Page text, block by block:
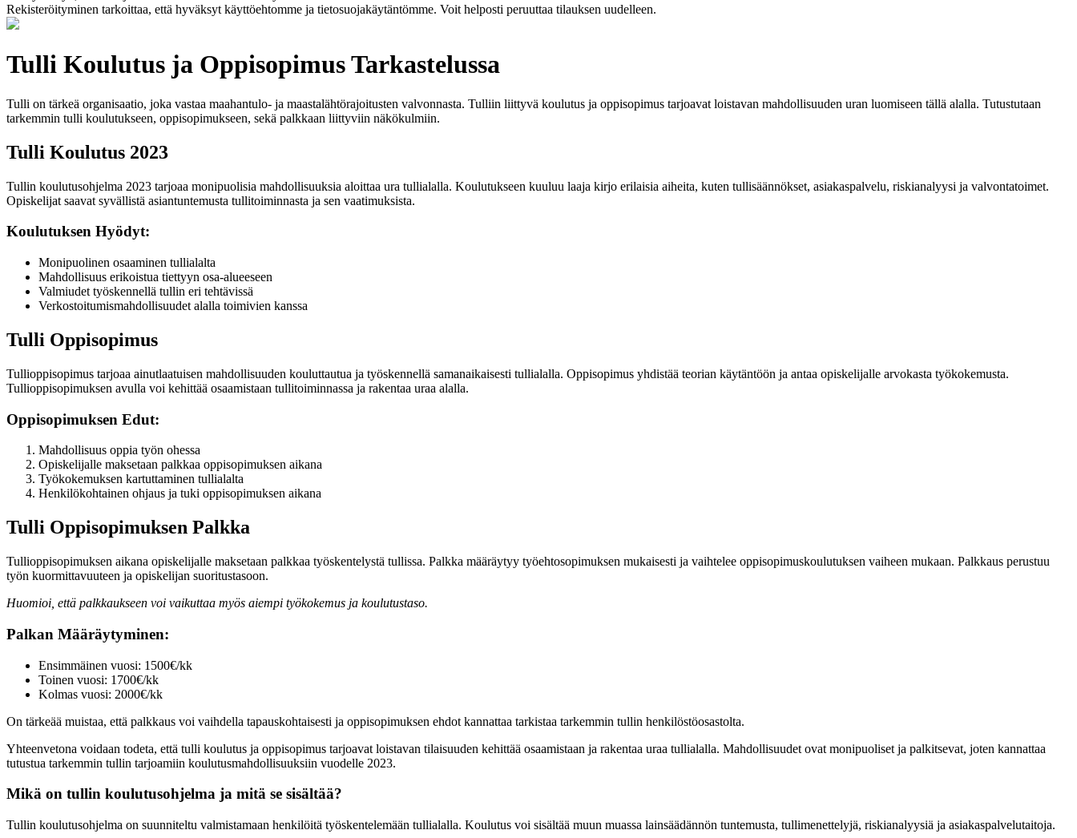
Rekisteröityminen tarkoittaa, että hyväksyt käyttöehtomme ja tietosuojakäytäntömme. Voit helposti peruuttaa tilauksen uudelleen.
Tulli Koulutus ja Oppisopimus Tarkastelussa
Tulli on tärkeä organisaatio, joka vastaa maahantulo- ja maastalähtörajoitusten valvonnasta. Tulliin liittyvä koulutus ja oppisopimus tarjoavat loistavan mahdollisuuden uran luomiseen tällä alalla. Tutustutaan
tarkemmin tulli koulutukseen, oppisopimukseen, sekä palkkaan liittyviin näkökulmiin.
Tulli Koulutus 2023
Tullin koulutusohjelma 2023 tarjoaa monipuolisia mahdollisuuksia aloittaa ura tullialalla. Koulutukseen kuuluu laaja kirjo erilaisia aiheita, kuten tullisäännökset, asiakaspalvelu, riskianalyysi ja valvontatoimet.
Opiskelijat saavat syvällistä asiantuntemusta tullitoiminnasta ja sen vaatimuksista.
Koulutuksen Hyödyt:
Monipuolinen osaaminen tullialalta
Mahdollisuus erikoistua tiettyyn osa-alueeseen
Valmiudet työskennellä tullin eri tehtävissä
Verkostoitumismahdollisuudet alalla toimivien kanssa
Tulli Oppisopimus
Tullioppisopimus tarjoaa ainutlaatuisen mahdollisuuden kouluttautua ja työskennellä samanaikaisesti tullialalla. Oppisopimus yhdistää teorian käytäntöön ja antaa opiskelijalle arvokasta työkokemusta.
Tullioppisopimuksen avulla voi kehittää osaamistaan tullitoiminnassa ja rakentaa uraa alalla.
Oppisopimuksen Edut:
Mahdollisuus oppia työn ohessa
Opiskelijalle maksetaan palkkaa oppisopimuksen aikana
Työkokemuksen kartuttaminen tullialalta
Henkilökohtainen ohjaus ja tuki oppisopimuksen aikana
Tulli Oppisopimuksen Palkka
Tullioppisopimuksen aikana opiskelijalle maksetaan palkkaa työskentelystä tullissa. Palkka määräytyy työehtosopimuksen mukaisesti ja vaihtelee oppisopimuskoulutuksen vaiheen mukaan. Palkkaus perustuu
työn kuormittavuuteen ja opiskelijan suoritustasoon.
Huomioi, että palkkaukseen voi vaikuttaa myös aiempi työkokemus ja koulutustaso.
Palkan Määräytyminen:
Ensimmäinen vuosi: 1500€/kk
Toinen vuosi: 1700€/kk
Kolmas vuosi: 2000€/kk
On tärkeää muistaa, että palkkaus voi vaihdella tapauskohtaisesti ja oppisopimuksen ehdot kannattaa tarkistaa tarkemmin tullin henkilöstöosastolta.
Yhteenvetona voidaan todeta, että tulli koulutus ja oppisopimus tarjoavat loistavan tilaisuuden kehittää osaamistaan ja rakentaa uraa tullialalla. Mahdollisuudet ovat monipuoliset ja palkitsevat, joten kannattaa
tutustua tarkemmin tullin tarjoamiin koulutusmahdollisuuksiin vuodelle 2023.
Mikä on tullin koulutusohjelma ja mitä se sisältää?
Tullin koulutusohjelma on suunniteltu valmistamaan henkilöitä työskentelemään tullialalla. Koulutus voi sisältää muun muassa lainsäädännön tuntemusta, tullimenettelyjä, riskianalyysiä ja asiakaspalvelutaitoja.